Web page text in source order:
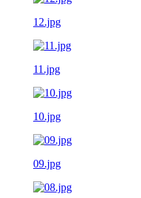
12.jpg
11.jpg
10.jpg
09.jpg